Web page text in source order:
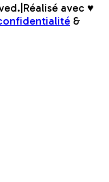
Réalisé avec ♥
&